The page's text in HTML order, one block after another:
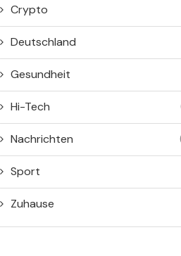
Crypto
Deutschland
Gesundheit
Hi-Tech
Nachrichten
Sport
Zuhause